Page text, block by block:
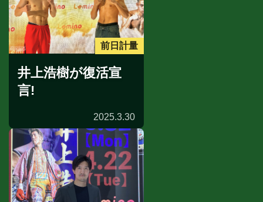
前日計量
井上浩樹が復活宣
言!
2025.3.30